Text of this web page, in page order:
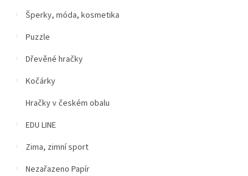
Šperky, móda, kosmetika
Puzzle
Dřevěné hračky
Kočárky
Hračky v českém obalu
EDU LINE
Zima, zimní sport
Nezařazeno Papír